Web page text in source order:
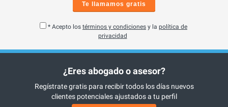
Te llamamos gratis
* Acepto los términos y condiciones y la política de
privacidad
¿Eres abogado o asesor?
Regístrate gratis para recibir todos los días nuevos
clientes potenciales ajustados a tu perfil